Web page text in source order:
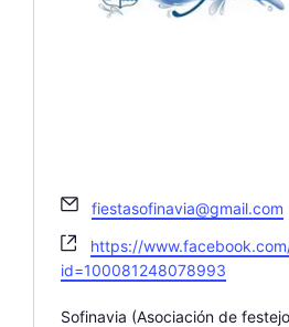
E
a
i
fiestasofinavia@gmail.com
W
e
s
https://
id=100081248078993
Sofinavia (Asociación de